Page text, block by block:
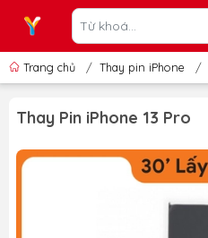
Trang chủ / Thay pin iPhone /
Thay Pin iPhone 13 Pro